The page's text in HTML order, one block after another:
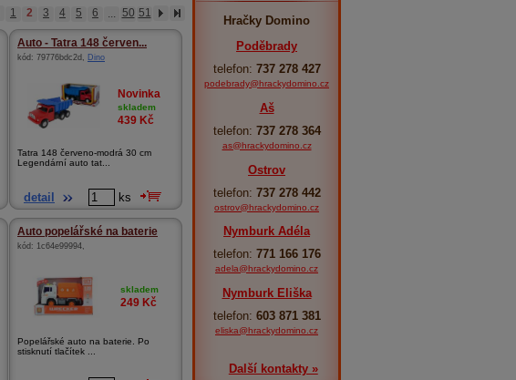
1 2 3 4 5 6 50 51
Auto - Tatra 148 červen...
kód: 79776bdc2d , Dino
Novinka
skladem
439 Kč
Tatra 148 červeno-modrá 30 cm
Legendární auto tat...
detail ks
Auto popelářské na baterie
kód: 1c64e99994,
skladem
249 Kč
Popelářské auto na baterie. Po
stisknutí tlačítek ...
Hračky Domino
Poděbrady
telefon: 737 278 427
podebrady@hrackydomino.cz
Aš
telefon: 737 278 364
as@hrackydomino.cz
Ostrov
telefon: 737 278 442
ostrov@hrackydomino.cz
Nymburk Adéla
telefon: 771 166 176
adela@hrackydomino.cz
Nymburk Eliška
telefon: 603 871 381
eliska@hrackydomino.cz
Další kontakty »